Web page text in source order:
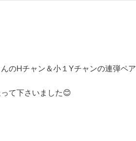
のHチャン＆小１Yチャンの連弾ペア
て下さいました😊